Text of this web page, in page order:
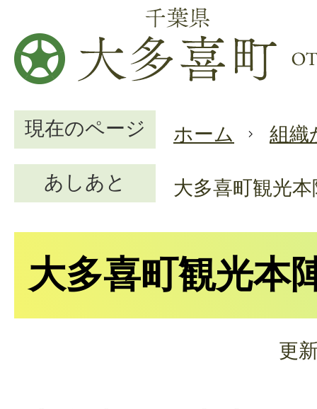
現在のページ ホーム
組織
あしあと
大多喜町観光本
大多喜町観光本
更